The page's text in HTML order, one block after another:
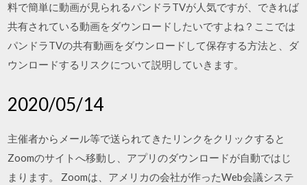
料で簡単に動画が見られるパンドラTVが人気ですが、できれば
共有されている動画をダウンロードしたいですよね？ここでは
パンドラTVの共有動画をダウンロードして保存する方法と、ダ
ウンロードするリスクについて説明していきます。
2020/05/14
主催者からメール等で送られてきたリンクをクリックすると
Zoomのサイトへ移動し、アプリのダウンロードが自動ではじ
まります。 Zoomは、アメリカの会社が作ったWeb会議システ